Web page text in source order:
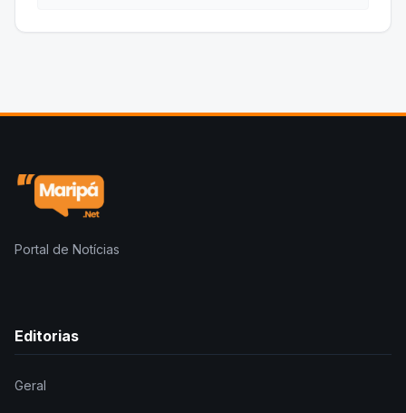
Portal de Notícias
Editorias
Geral